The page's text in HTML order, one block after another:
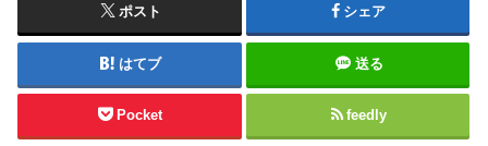
ポスト シェア
はてブ 送る
Pocket feedly